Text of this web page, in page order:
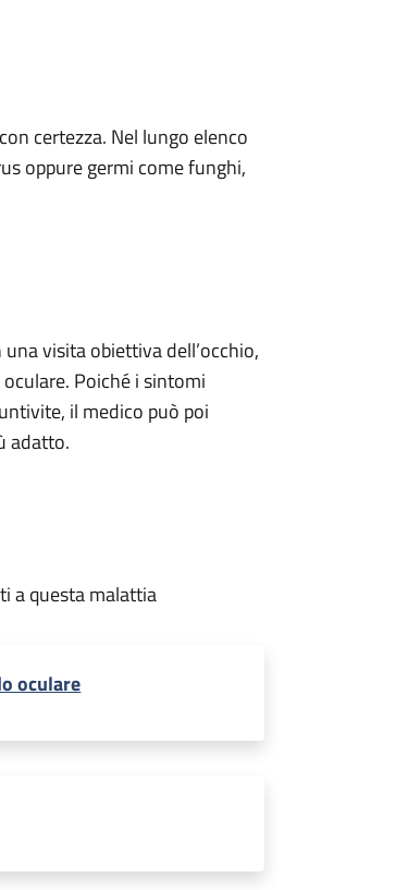
certezza. Nel lungo elenco
oppure germi come funghi,
visita obiettiva dell’occhio,
Poiché i sintomi
il medico può poi
adatto.
a questa malattia
oculare